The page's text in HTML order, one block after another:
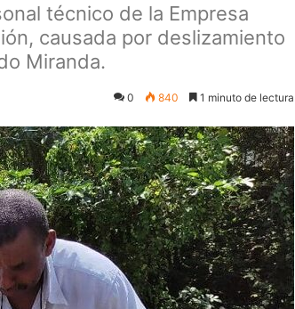
técnico de la Empresa
causada por deslizamiento
Miranda.
0 840 1 minuto de lectura